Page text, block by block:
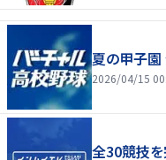
夏の甲子園
2026/04/15
全30競技を